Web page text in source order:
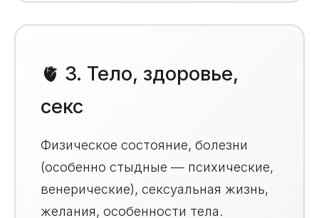
🫀 3. Тело, здоровье,
секс
Физическое состояние, болезни
(особенно стыдные — психические,
венерические), сексуальная жизнь,
желания, особенности тела.